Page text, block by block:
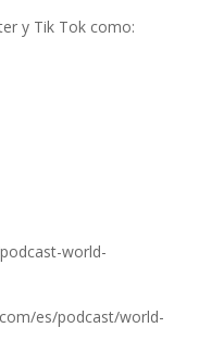
y Tik Tok como:
world-
es/podcast/world-